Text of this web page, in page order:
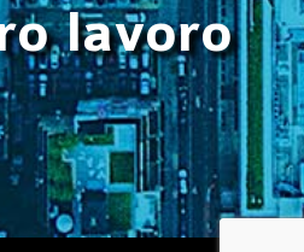
lavoro